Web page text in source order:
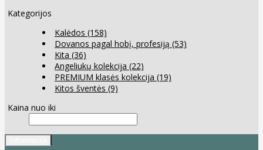
Kategorijos
Kalėdos (158)
Dovanos pagal hobį, profesiją (53)
Kita (36)
Angeliukų kolekcija (22)
PREMIUM klasės kolekcija (19)
Kitos šventės (9)
Kaina nuo iki